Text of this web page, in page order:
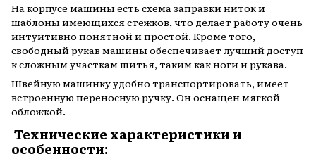
На корпусе машины есть схема заправки ниток и
шаблоны имеющихся стежков, что делает работу очень
интуитивно понятной и простой. Кроме того,
свободный рукав машины обеспечивает лучший доступ
к сложным участкам шитья, таким как ноги и рукава.
Швейную машинку удобно транспортировать, имеет
встроенную переносную ручку. Он оснащен мягкой
обложкой.
Технические характеристики и
особенности: